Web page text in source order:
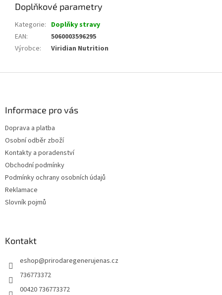
Doplňkové parametry
Kategorie: Doplňky stravy
EAN:
5060003596295
Výrobce: Viridian Nutrition
Informace pro vás
Doprava a platba
Osobní odběr zboží
Kontakty a poradenství
Obchodní podmínky
Podmínky ochrany osobních údajů
Reklamace
Slovník pojmů
Kontakt
eshop@prirodaregenerujenas.cz
736773372
00420 736773372